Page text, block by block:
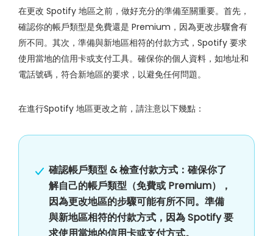
在更改 Spotify 地區之前，做好充分的準備至關重要。首先，
確認你的帳戶類型是免費還是 Premium，因為更改步驟會有
所不同。其次，準備與新地區相符的付款方式，Spotify 要求
使用當地的信用卡或支付工具。確保你的個人資料，如地址和
電話號碼，符合新地區的要求，以避免任何問題。
在進行Spotify 地區更改之前，請注意以下幾點：
確認帳戶類型 & 檢查付款方式：確保你了
解自己的帳戶類型（免費或 Premium），
因為更改地區的步驟可能有所不同。準備
與新地區相符的付款方式，因為 Spotify 要
求使用當地的信用卡或支付方式。